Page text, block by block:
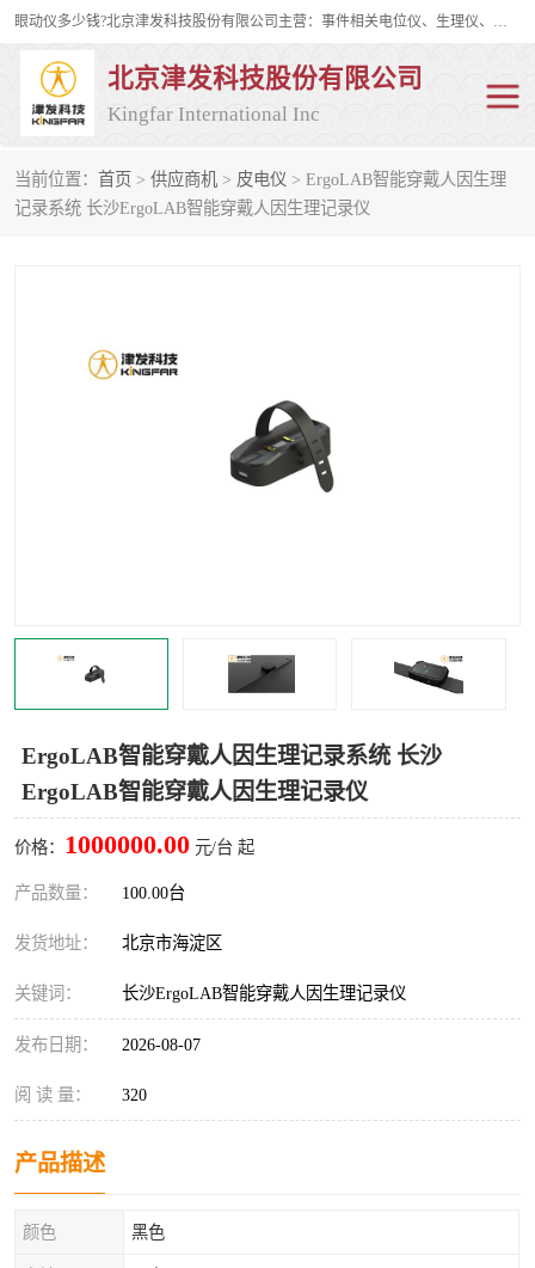
眼动仪多少钱?北京津发科技股份有限公司主营：事件相关电位仪、生理仪、肌电仪、脑电仪、皮电仪、眼动仪；是国家级高新技术企业、科技部认定的科技型中小企业和中关村高新技术企业，具备保密资格，具备自主进出口经营权；自主研发技术、产品与服务荣获多项省部级科学技术奖励、国家发明专利、国家软件著作权和省部级新技术新产品（服务）认证。
北京津发科技股份有限公司
Kingfar International Inc
当前位置： 首页 > 供应商机 > 皮电仪 > ErgoLAB智能穿戴人因生理
记录系统 长沙ErgoLAB智能穿戴人因生理记录仪
ErgoLAB智能穿戴人因生理记录系统 长沙
ErgoLAB智能穿戴人因生理记录仪
价格： 1000000.00 元/台 起
产品数量： 100.00台
发货地址： 北京市海淀区
关键词： 长沙ErgoLAB智能穿戴人因生理记录仪
发布日期： 2026-08-07
阅 读 量： 320
产品描述
颜色 黑色
皮电仪 脑电仪
行为观察与表情分析
人机交互实验室
车俩与驾驶模拟